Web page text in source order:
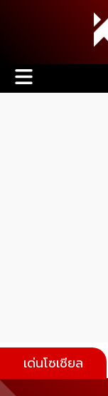
เด่นโซเชียล